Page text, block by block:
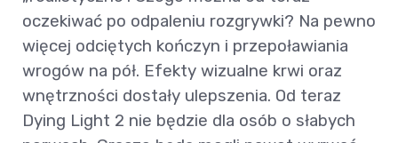
oczekiwać po odpaleniu rozgrywki? Na pewno
więcej odciętych kończyn i przepoławiania
wrogów na pół. Efekty wizualne krwi oraz
wnętrzności dostały ulepszenia. Od teraz
Dying Light 2 nie będzie dla osób o słabych